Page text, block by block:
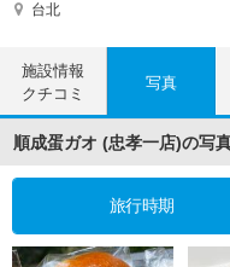
台北
施設情報
クチコミ
写真
順成蛋ガオ (忠孝一店)の写
旅行時期